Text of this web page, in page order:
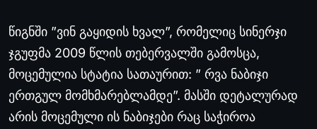
წიგნში ”ვინ გაყიდის ხვალ”, რომელიც სინერჯი
ჯგუფმა 2009 წლის თებერვალში გამოსცა,
მოცემულია სტატია სათაურით: ” რვა ნაბიჯი
ერთგულ მომხმარებლამდე”. მასში დეტალურად
არის მოცემული ის ნაბიჯები რაც საჭიროა